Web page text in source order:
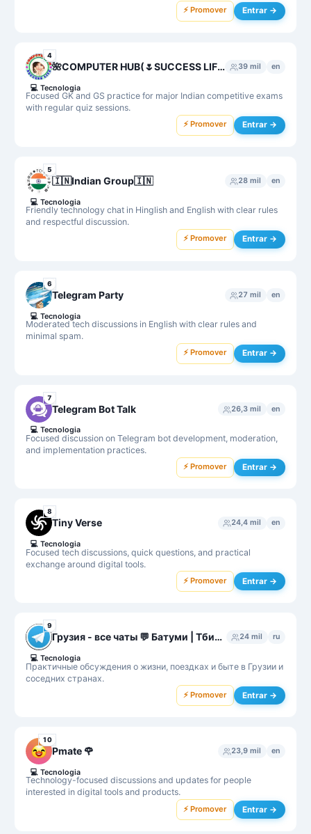
⚡ Promover Entrar →
4
🌺COMPUTER HUB(🌷SUCCESS LIFE) GK, GS , Agniveer NAA,Science, MPPSC, UPSC,SSC MTS,CHSL,SI,UPSSC GK,ARMY, ALL GK 39 mil en
Focused GK and GS practice for major Indian competitive exams
with regular quiz sessions.
💻 Tecnologia
⚡ Promover Entrar →
5
🇮🇳Indian Group🇮🇳 28 mil en
Friendly technology chat in Hinglish and English with clear rules
and respectful discussion.
💻 Tecnologia
⚡ Promover Entrar →
6
Telegram Party 27 mil en
Moderated tech discussions in English with clear rules and
minimal spam.
💻 Tecnologia
⚡ Promover Entrar →
7
Telegram Bot Talk 26,3 mil en
Focused discussion on Telegram bot development, moderation,
and implementation practices.
💻 Tecnologia
⚡ Promover Entrar →
8
Tiny Verse 24,4 mil en
Focused tech discussions, quick questions, and practical
exchange around digital tools.
💻 Tecnologia
⚡ Promover Entrar →
9
Грузия - все чаты 💬 Батуми | Тбилиси | Кутаиси 24 mil ru
Практичные обсуждения о жизни, поездках и быте в Грузии и
соседних странах.
💻 Tecnologia
⚡ Promover Entrar →
10
Pmate 🌹 23,9 mil en
Technology-focused discussions and updates for people
interested in digital tools and products.
💻 Tecnologia
⚡ Promover Entrar →